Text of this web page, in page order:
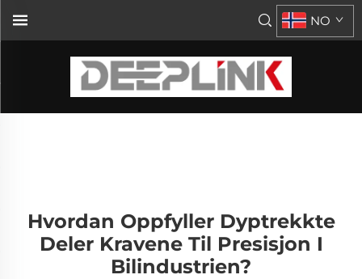
NO
Hvordan Oppfyller Dyptrekkte
Deler Kravene Til Presisjon I
Bilindustrien?